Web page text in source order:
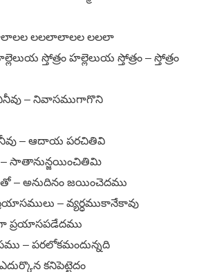
లలలాలాలల లలలా
స్తోత్రం హల్లెలుయ స్తోత్రం – స్తోత్రం
– నివాసముగాగొని
– ఆదాయ పరచితివి
– సాతానున్జయించితిమి
– అనుదినం జయించెదము
– వ్యర్ధముకానేకావు
ప్రయాసపడేదము
– పరలోకమందున్నది
కనిపెట్టెదం